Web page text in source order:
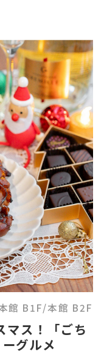
館 B1F/本館 B2F
ス！「ごち
グルメ